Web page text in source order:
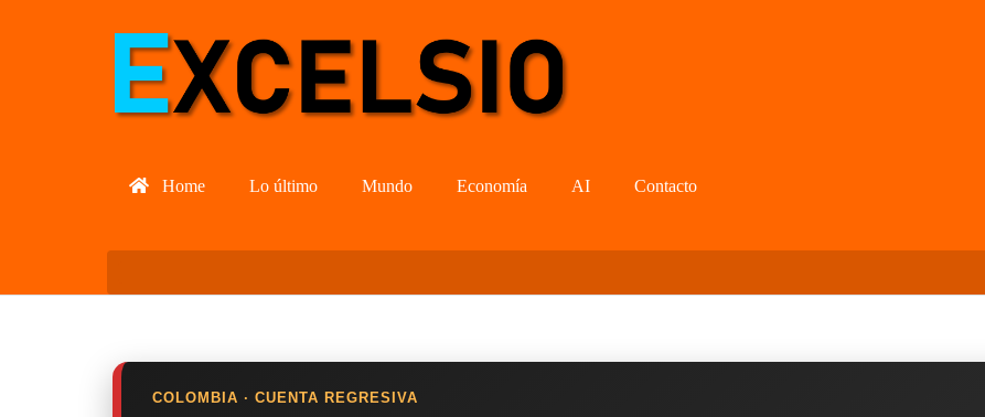
Home Lo último Mundo Economía AI Contacto
COLOMBIA · CUENTA REGRESIVA